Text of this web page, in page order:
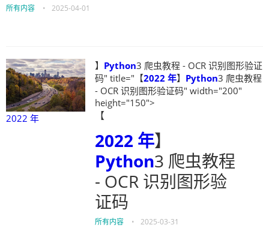
所有内容 • 2025-04-01
2022 年
】 Python3 爬虫教程 - OCR 识别图形验证
码" title="【2022 年】 Python3 爬虫教程
- OCR 识别图形验证码" width="200"
height="150">
【
2022 年】
Python3 爬虫教程
- OCR 识别图形验
证码
所有内容 • 2025-03-31